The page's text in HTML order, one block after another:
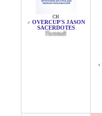
CH
♂ OVERCUP'S JASON
SACERDOTES
Палевый
♀